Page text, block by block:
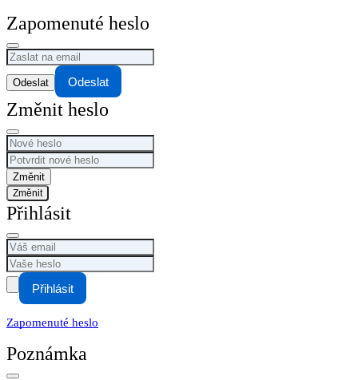
Zapomenuté heslo
Odeslat
Změnit heslo
Změnit
Přihlásit
Přihlásit
Zapomenuté heslo
Poznámka